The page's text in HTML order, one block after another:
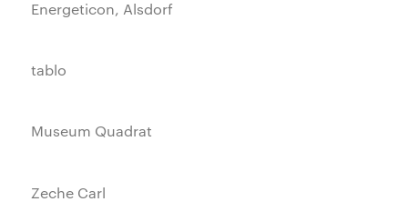
Energeticon, Alsdorf
tablo
Museum Quadrat
Zeche Carl